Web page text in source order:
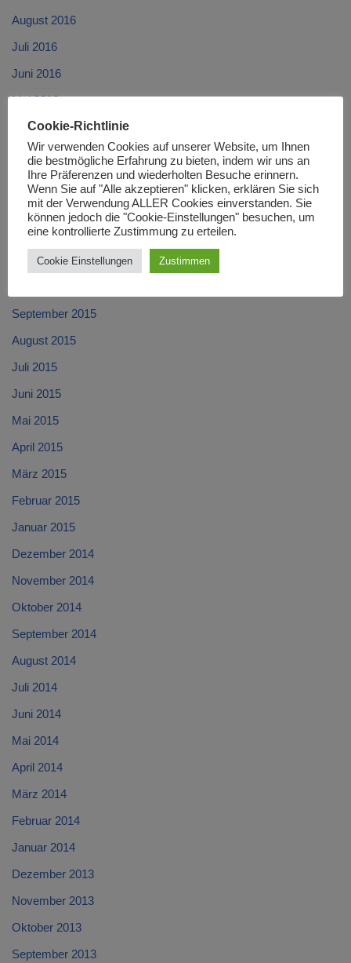
August 2016
Juli 2016
Juni 2016
Mai 2016
April 2016
März 2016
Februar 2016
Januar 2016
Dezember 2015
November 2015
September 2015
August 2015
Juli 2015
Juni 2015
Mai 2015
April 2015
März 2015
Februar 2015
Januar 2015
Dezember 2014
November 2014
Oktober 2014
September 2014
August 2014
Juli 2014
Juni 2014
Mai 2014
April 2014
März 2014
Februar 2014
Januar 2014
Dezember 2013
November 2013
Oktober 2013
September 2013
Cookie-Richtlinie
Wir verwenden Cookies auf unserer Website, um Ihnen
die bestmögliche Erfahrung zu bieten, indem wir uns an
Ihre Präferenzen und wiederholten Besuche erinnern.
Wenn Sie auf "Alle akzeptieren" klicken, erklären Sie sich
mit der Verwendung ALLER Cookies einverstanden. Sie
können jedoch die "Cookie-Einstellungen" besuchen, um
eine kontrollierte Zustimmung zu erteilen.
Cookie Einstellungen Zustimmen